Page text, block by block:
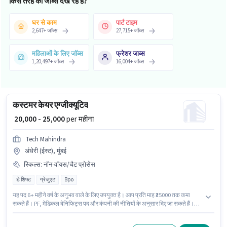
घर से काम
2,647+जॉब्स
पार्ट टाइम
27,715+जॉब्स
महिलाओं के लिए जॉब्स
1,20,497+जॉब्स
फ्रेशर जाब्स
16,004+जॉब्स
कस्टमर केयर एग्जीक्यूटिव
₹ 20,000 - 25,000per महीना
Tech Mahindra
अंधेरी (ईस्ट), मुंबई
स्किल्स: नॉन-वॉयस/चैट प्रोसेस
डे शिफ्ट ग्रेजुएट Bpo
यह पद 6+ महीने वर्ष के अनुभव वाले के लिए उपयुक्त है। आप प्रति माह ₹25000 तक कमा
सकते हैं। PF, मेडिकल बेनिफिट्स पद और कंपनी की नीतियों के अनुसार दिए जा सकते हैं।